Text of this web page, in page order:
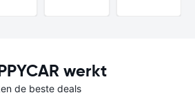
werkt
de beste deals